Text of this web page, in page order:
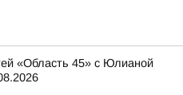
«Область 45» с Юлианой